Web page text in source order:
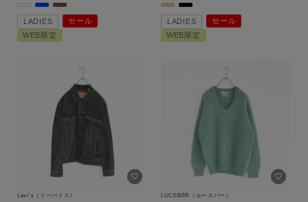
LADIES
セール
WEB限定
LADIES
セール
WEB限定
Levi's（リーバイス） LUCEBER（ルースバー）